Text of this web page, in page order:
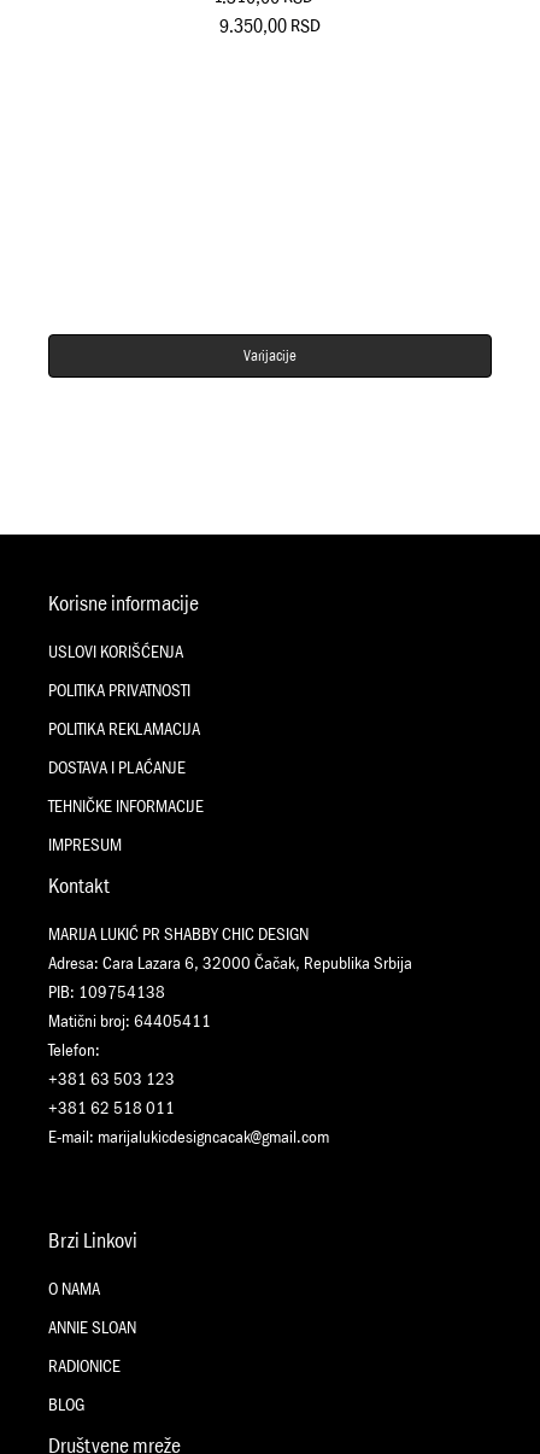
9.350,00RSD
Varijacije
Korisne informacije
USLOVI KORIŠĆENJA
POLITIKA PRIVATNOSTI
POLITIKA REKLAMACIJA
DOSTAVA I PLAĆANJE
TEHNIČKE INFORMACIJE
IMPRESUM
Kontakt
MARIJA LUKIĆ PR SHABBY CHIC DESIGN
Adresa: Cara Lazara 6, 32000 Čačak, Republika Srbija
PIB: 109754138
Matični broj: 64405411
Telefon:
+381 63 503 123
+381 62 518 011
E-mail: marijalukicdesigncacak@gmail.com
Brzi Linkovi
O NAMA
ANNIE SLOAN
RADIONICE
BLOG
Društvene mreže